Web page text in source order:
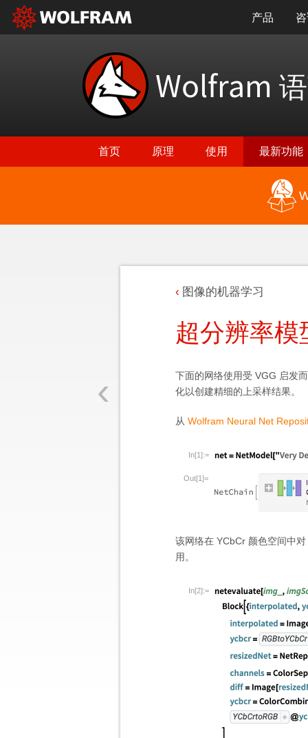
产品
Wolfram
首页 原理 使用 最新功能
‹
图像的机器学习
超分辨率模
下面的网络使用受 VGG 启发
化以创建精细的上采样结果。
从 Wolfram Neural Net
In[1]:=
Out[1]=
该网络在 YCbCr 颜色空间中
用。
In[2]:=